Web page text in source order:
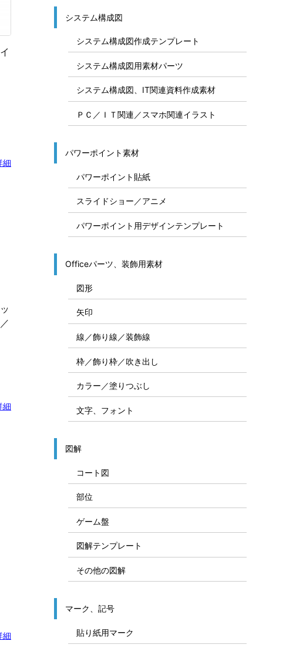
細
細
細
システム構成図
システム構成図作成テンプレート
システム構成図用素材パーツ
システム構成図、IT関連資料作成素材
ＰＣ／ＩＴ関連／スマホ関連イラスト
パワーポイント素材
パワーポイント貼紙
スライドショー／アニメ
パワーポイント用デザインテンプレート
Officeパーツ、装飾用素材
図形
矢印
線／飾り線／装飾線
枠／飾り枠／吹き出し
カラー／塗りつぶし
文字、フォント
図解
コート図
部位
ゲーム盤
図解テンプレート
その他の図解
マーク、記号
貼り紙用マーク